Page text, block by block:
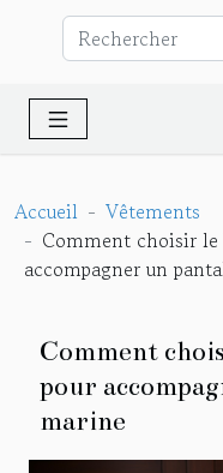
Accueil
Vêtements
Comment choisir le
accompagner un
Comment
pour
marine